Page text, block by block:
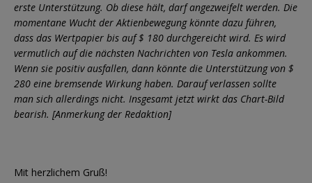
erste Unterstützung. Ob diese hält, darf angezweifelt werden. Die
momentane Wucht der Aktienbewegung könnte dazu führen,
dass das Wertpapier bis auf $ 180 durchgereicht wird. Es wird
vermutlich auf die nächsten Nachrichten von Tesla ankommen.
Wenn sie positiv ausfallen, dann könnte die Unterstützung von $
280 eine bremsende Wirkung haben. Darauf verlassen sollte
man sich allerdings nicht. Insgesamt jetzt wirkt das Chart-Bild
bearish. [Anmerkung der Redaktion]
Mit herzlichem Gruß!